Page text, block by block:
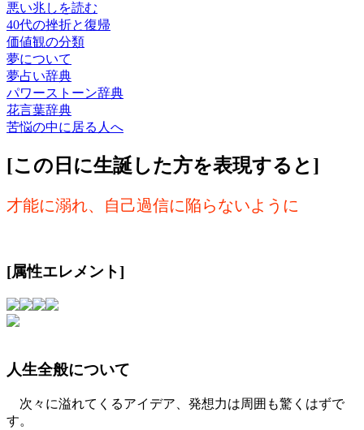
悪い兆しを読む
40代の挫折と復帰
価値観の分類
夢について
夢占い辞典
パワーストーン辞典
花言葉辞典
苦悩の中に居る人へ
[この日に生誕した方を表現すると]
才能に溺れ、自己過信に陥らないように
[属性エレメント]
人生全般について
次々に溢れてくるアイデア、発想力は周囲も驚くはずで
す。